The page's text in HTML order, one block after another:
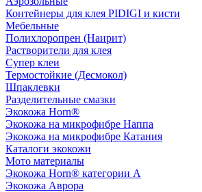
Контейнеры для клея PIDIGI и кисти
Мебельные
Полихлоропрен (Наирит)
Растворители для клея
Супер клеи
Термостойкие (Десмокол)
Шпаклевки
Разделительные смазки
Экокожа Horn®
Экокожа на микрофибре Наппа
Экокожа на микрофибре Катания
Каталоги экокожи
Мото материалы
Экокожа Horn® категории A
Экокожа Аврора